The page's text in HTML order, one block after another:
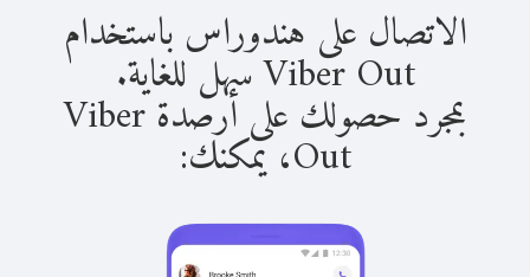
الاتصال على هندوراس باستخدام
Viber Out سهل للغاية.
بمجرد حصولك على أرصدة Viber
Out، يمكنك: